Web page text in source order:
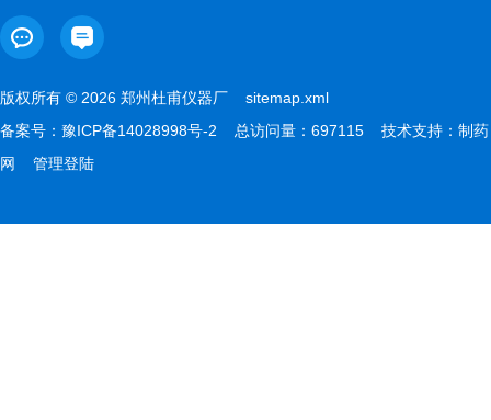
版权所有 © 2026 郑州杜甫仪器厂 sitemap.xml
备案号： 豫ICP备14028998号-2 总访问量：697115 技术支持： 制药
网
管理登陆